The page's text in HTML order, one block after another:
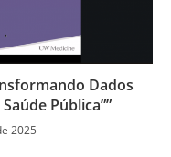
Dados
Pública””
2025